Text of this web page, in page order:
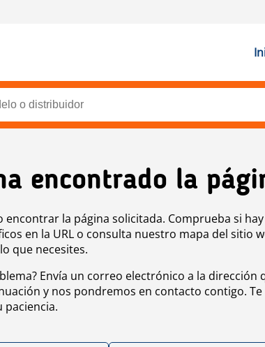
encontrado la
encontrar la página solicitada. Comprueba si hay
en la URL o consulta nuestro mapa del sitio
que necesites.
Envía un correo electrónico a la dirección
y nos pondremos en contacto contigo. Te
paciencia.